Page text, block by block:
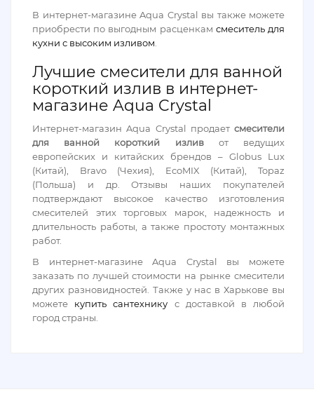
В интернет-магазине Aqua Crystal вы также можете
приобрести по выгодным расценкам смеситель для
кухни с высоким изливом
Лучшие смесители для ванной
короткий излив в интернет-
магазине Aqua Crystal
Интернет-магазин Aqua Crystal продает смесители
для ванной короткий изливот ведущих
европейских и китайских брендов – Globus Lux
(Китай), Bravo (Чехия), EcoMIX (Китай), Topaz
(Польша) и др. Отзывы наших покупателей
подтверждают высокое качество изготовления
смесителей этих торговых марок, надежность и
длительность работы, а также простоту монтажных
работ.
В интернет-магазине Aqua Crystal вы можете
заказать по лучшей стоимости на рынке смесители
других разновидностей. Также у нас в Харькове вы
можете купить сантехнику с доставкой в любой
город страны.